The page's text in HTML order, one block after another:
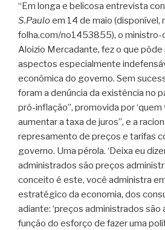
“Em longa e belicosa entrevista
S.Pauloem 14 de maio (disponível,
folha.com/no1453855), o ministro-
Aloizio Mercadante, fez o que pôde
aspectos especialmente
econômica do governo. Sem
foram a denúncia da existência no
pró-inflação’’, promovida por
aumentar a taxa de juros’’, e a
represamento de preços e tarifas
governo. Uma pérola. ‘Deixa eu
administrados são preços
conceito é este, você administra
estratégico da economia, dos
adiante: ‘preços administrados são
função do esforço de fazer uma